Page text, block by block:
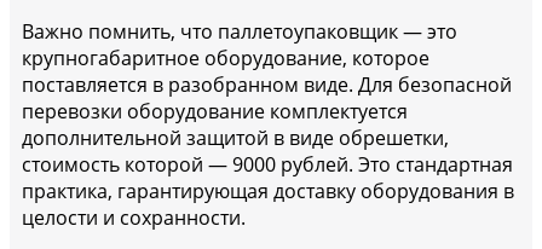
Важно помнить, что паллетоупаковщик — это
крупногабаритное оборудование, которое
поставляется в разобранном виде. Для безопасной
перевозки оборудование комплектуется
дополнительной защитой в виде обрешетки,
стоимость которой — 9000 рублей. Это стандартная
практика, гарантирующая доставку оборудования в
целости и сохранности.